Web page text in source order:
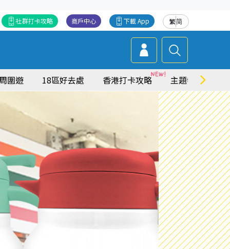
繁简
下載 App
商戶中心
社群打卡攻略
圍遊 18區好去處 香港打卡攻略 主題特集